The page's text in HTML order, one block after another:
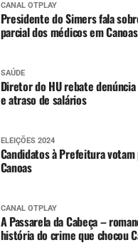
CANAL OTPLAY
Presidente do Simers fala
parcial dos médicos em Canoas
SAÚDE
Diretor do HU rebate
e atraso de salários
ELEIÇÕES 2024
Candidatos à Prefeitura votam
Canoas
CANAL OTPLAY
A Passarela da Cabeça –
história do crime que chocou